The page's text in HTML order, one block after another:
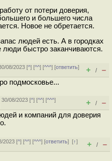
от потери доверия,
и большего числа
Новое не обретается.
людей есть. А в городках
быстро заканчиваются.
08/2023 [^] [^^] [^^^] [ответить]
+ / –
подмосковье...
30/08/2023 [^] [^^] [^^^]
+ / –
и компаний для доверия
2023 [^] [^^] [^^^] [ответить][↑]
+ / –